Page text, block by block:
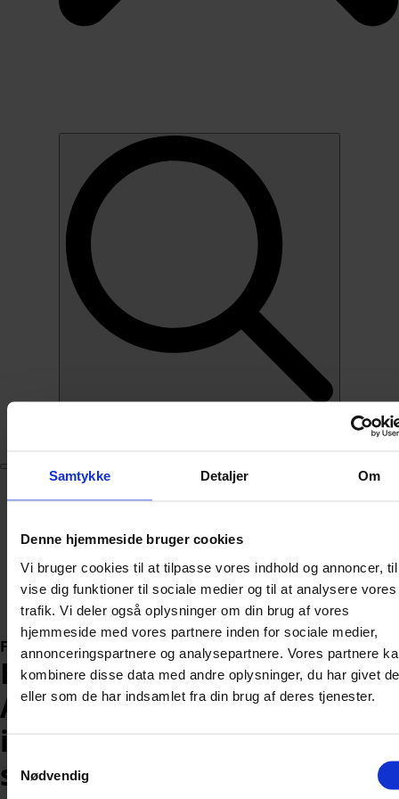
Samtykke Detaljer Om
Denne hjemmeside bruger cookies
Vi bruger cookies til at tilpasse vores indhold og annoncer,
vise dig funktioner til sociale medier og til at analysere vores
trafik. Vi deler også oplysninger om din brug af vores
hjemmeside med vores partnere inden for sociale medier,
annonceringspartnere og analysepartnere. Vores partnere
kombinere disse data med andre oplysninger, du har givet
eller som de har indsamlet fra din brug af deres tjenester.
Nødvendig
Nyheder
112
Kendte
Sundhed
Økonomi
Forside»Nyheder
Får 917 millioner kroner:
Anders Holch Povlsen
indgår vild aftale med
staten